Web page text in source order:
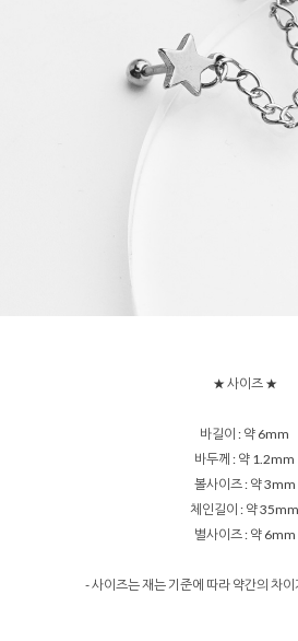
★ 사이즈 ★
바길이 : 약 6mm
바두께 : 약 1.2mm
볼사이즈 : 약 3mm
체인길이 : 약 35mm
별사이즈 : 약 6mm
- 사이즈는 재는 기준에 따라 약간의 차